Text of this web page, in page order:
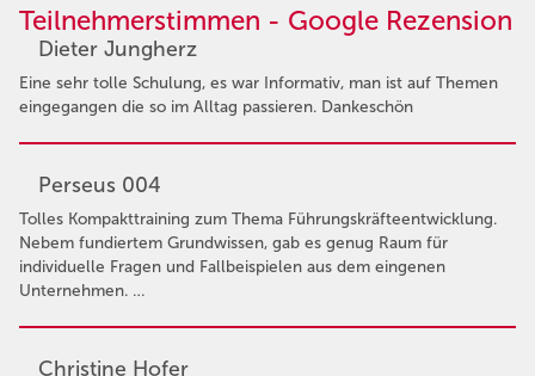
Teilnehmerstimmen - Google Rezension
Dieter Jungherz
Eine sehr tolle Schulung, es war Informativ, man ist auf Themen
eingegangen die so im Alltag passieren. Dankeschön
Perseus 004
Tolles Kompakttraining zum Thema Führungskräfteentwicklung.
Nebem fundiertem Grundwissen, gab es genug Raum für
individuelle Fragen und Fallbeispielen aus dem eingenen
Unternehmen. …
Christine Hofer